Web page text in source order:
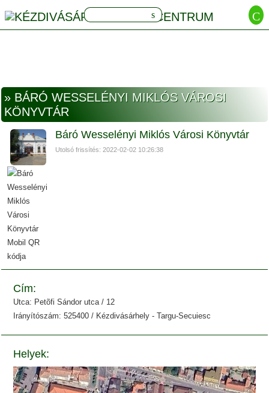
» BÁRÓ WESSELÉNYI MIKLÓS VÁROSI
KÖNYVTÁR
Báró Wesselényi Miklós Városi Könyvtár
Utolsó frissítés: 2022-02-02 10:26:38
Cím:
Utca: Petõfi Sándor utca / 12
Irányítószám: 525400 / Kézdivásárhely - Targu-Secuiesc
Helyek: